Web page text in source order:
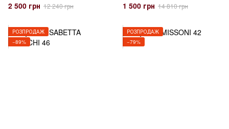
2 500 грн 12 240 грн 1 500 грн 14 810 грн
РОЗПРОДАЖ
−89%
РОЗПРОДАЖ
−79%